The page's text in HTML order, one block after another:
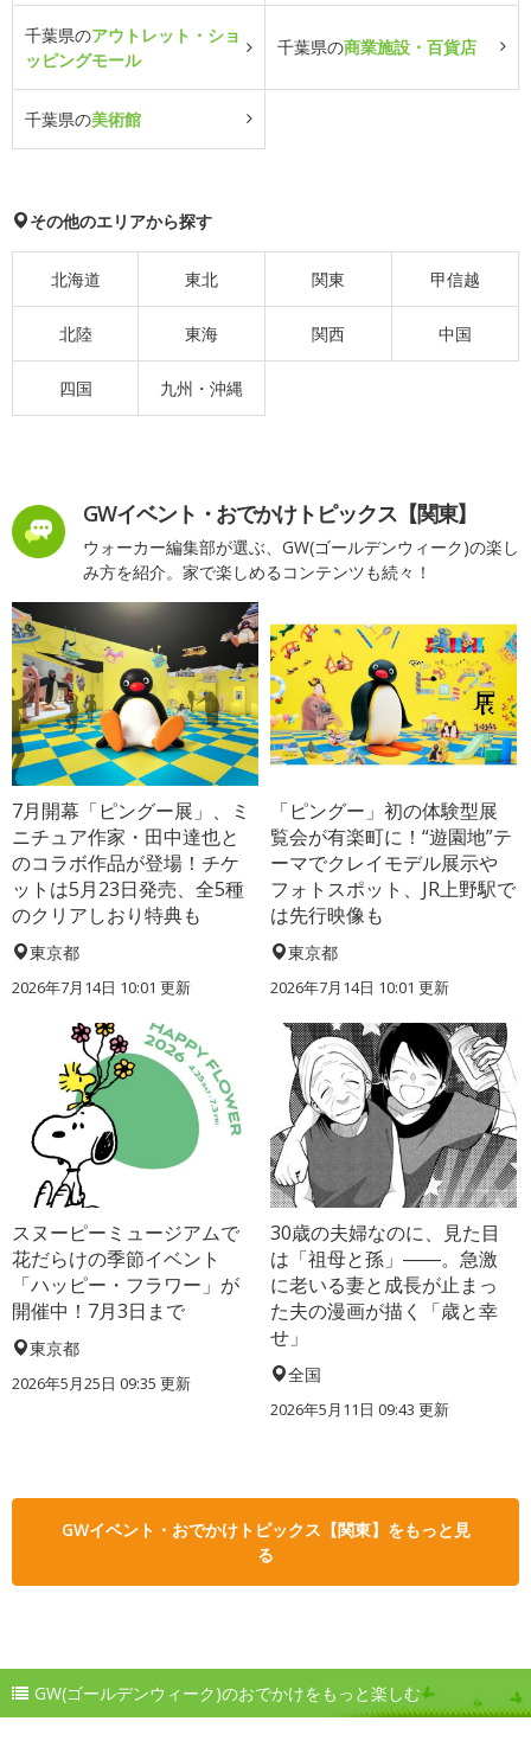
千葉県のアウトレット・ショ
ッピングモール
千葉県の商業施設・百貨店
千葉県の美術館
その他のエリアから探す
北海道 東北 関東 甲信越
北陸 東海 関西 中国
四国 九州・沖縄
GWイベント・おでかけトピックス【関東】
ウォーカー編集部が選ぶ、GW(ゴールデンウィーク)の楽し
み方を紹介。家で楽しめるコンテンツも続々！
7月開幕「ピングー展」、ミ
ニチュア作家・田中達也と
のコラボ作品が登場！チケ
ットは5月23日発売、全5種
のクリアしおり特典も
東京都
2026年7月14日 10:01 更新
「ピングー」初の体験型展
覧会が有楽町に！“遊園地”テ
ーマでクレイモデル展示や
フォトスポット、JR上野駅で
は先行映像も
東京都
2026年7月14日 10:01 更新
スヌーピーミュージアムで
花だらけの季節イベント
「ハッピー・フラワー」が
開催中！7月3日まで
東京都
2026年5月25日 09:35 更新
30歳の夫婦なのに、見た目
は「祖母と孫」――。急激
に老いる妻と成長が止まっ
た夫の漫画が描く「歳と幸
せ」
全国
2026年5月11日 09:43 更新
GWイベント・おでかけトピックス【関東】をもっと見
る
GW(ゴールデンウィーク)のおでかけをもっと楽しむ